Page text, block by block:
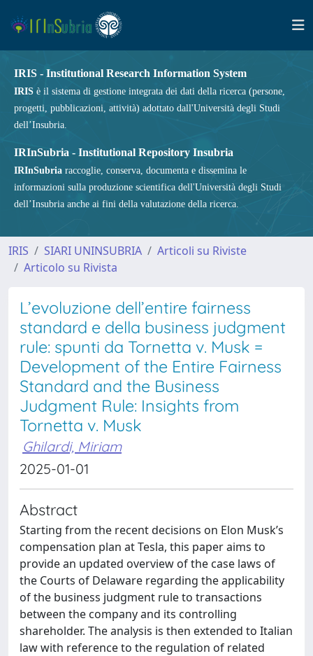
IRIS - Institutional Research Information System
IRIS è il sistema di gestione integrata dei dati della ricerca (persone,
progetti, pubblicazioni, attività) adottato dall'Università degli Studi
dell’Insubria.
IRInSubria - Institutional Repository Insubria
IRInSubria raccoglie, conserva, documenta e dissemina le
informazioni sulla produzione scientifica dell'Università degli Studi
dell’Insubria anche ai fini della valutazione della ricerca.
IRIS SIARI UNINSUBRIA
Articoli su Riviste
Articolo su Rivista
L’evoluzione dell’entire fairness
standard e della business judgment
rule: spunti da Tornetta v. Musk =
Development of the Entire Fairness
Standard and the Business
Judgment Rule: Insights from
Tornetta v. Musk
Ghilardi, Miriam
2025-01-01
Abstract
Starting from the recent decisions on Elon Musk’s
compensation plan at Tesla, this paper aims to
provide an updated overview of the case laws of
the Courts of Delaware regarding the applicability
of the business judgment rule to transactions
between the company and its controlling
shareholder. The analysis is then extended to Italian
law with reference to the regulation of related